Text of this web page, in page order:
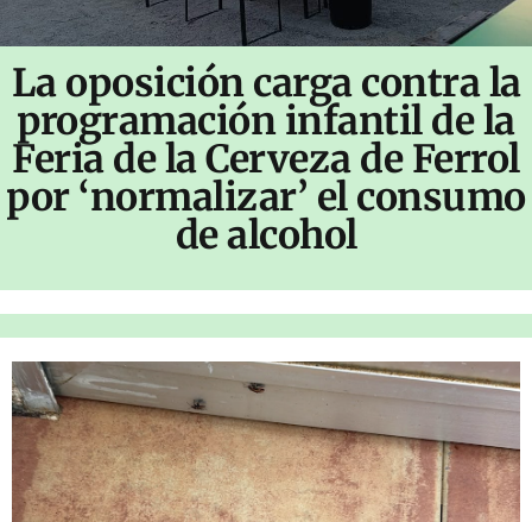
La oposición carga contra la
programación infantil de la
Feria de la Cerveza de Ferrol
por ‘normalizar’ el consumo
de alcohol